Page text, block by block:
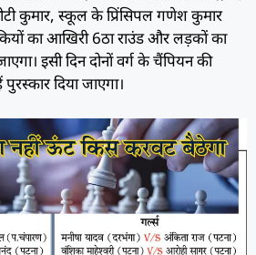
कुमार, स्कूल के प्रिंसिपल गणेश कुमार
का आखिरी 6ठा राउंड और लड़कों का
इसी दिन दोनों वर्ग के चैंपियन की
दिया जाएगा।